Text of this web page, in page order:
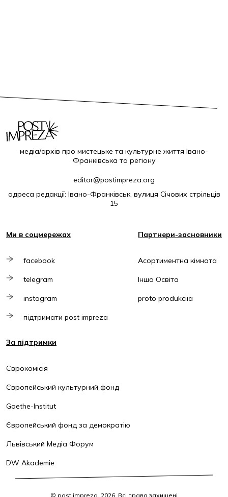
медіа/архів про мистецьке та культурне життя Івано-
Франківська та регіону
editor@postimpreza.org
адреса редакції: Івано-Франківськ, вулиця Січових стрільців
15
Ми в соцмережах
facebook
telegram
instagram
підтримати post impreza
Партнери-засновники
Асортиментна кімната
Інша Освіта
proto produkciia
За підтримки
Єврокомісія
Європейський культурний фонд
Goethe-Institut
Європейський фонд за демократію
Львівський Медіа Форум
DW Akademie
© post impreza, 2026. Всі права захищені